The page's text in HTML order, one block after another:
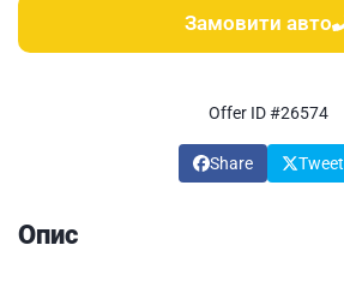
Замовити авто
Offer ID #26574
Share Tweet
Опис